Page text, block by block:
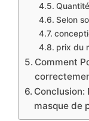
Selon
​prix du
​Comment
masque de